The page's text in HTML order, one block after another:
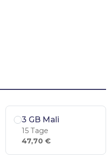
3 GB Mali
15 Tage
47,70 €